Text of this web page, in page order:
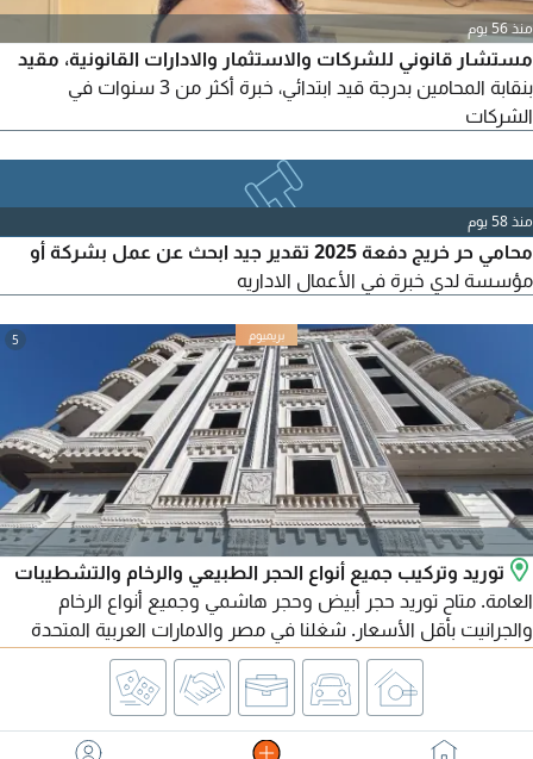
منذ 56 يوم
مستشار قانوني للشركات والاستثمار والادارات القانونية، مقيد
بنقابة المحامين بدرجة قيد ابتدائي، خبرة أكثر من 3 سنوات في
الشركات
منذ 58 يوم
محامي حر خريج دفعة 2025 تقدير جيد ابحث عن عمل بشركة أو
مؤسسة لدي خبرة في الأعمال الاداريه
5
توريد وتركيب جميع أنواع الحجر الطبيعي والرخام والتشطيبات
العامة. متاح توريد حجر أبيض وحجر هاشمي وجميع أنواع الرخام
والجرانيت بأقل الأسعار. شغلنا في مصر والامارات العربية المتحدة
ومتاح تصدير لجميع الدول العربية. للتواصل